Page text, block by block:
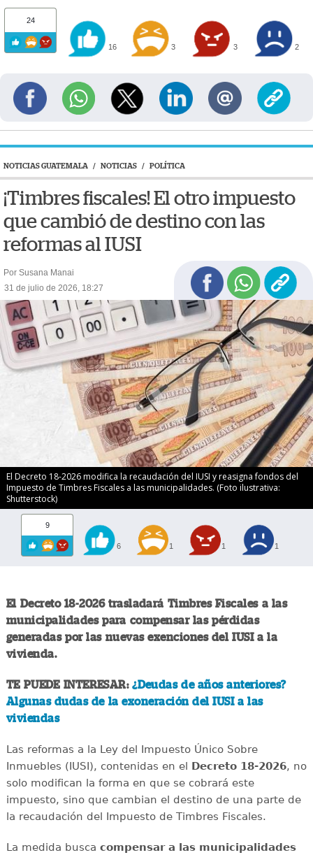
24
16 3 3 2
NOTICIAS GUATEMALA / NOTICIAS / POLÍTICA
¡Timbres fiscales! El otro impuesto
que cambió de destino con las
reformas al IUSI
Por Susana Manai
31 de julio de 2026, 18:27
El Decreto 18-2026 modifica la recaudación del IUSI y reasigna fondos del
Impuesto de Timbres Fiscales a las municipalidades. (Foto ilustrativa:
Shutterstock)
9
6 1 1 1
El Decreto 18-2026 trasladará Timbres Fiscales a las
municipalidades para compensar las pérdidas
generadas por las nuevas exenciones del IUSI a la
vivienda.
TE PUEDE INTERESAR:¿Deudas de años anteriores?
Algunas dudas de la exoneración del IUSI a las
viviendas
Las reformas a la Ley del Impuesto Único Sobre
Inmuebles (IUSI), contenidas en el
Decreto 18-2026, no
solo modifican la forma en que se cobrará este
impuesto, sino que cambian el destino de una parte de
la recaudación del Impuesto de Timbres Fiscales.
La medida busca compensar a las municipalidades